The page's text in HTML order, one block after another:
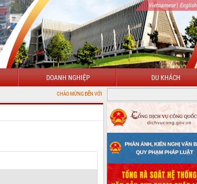
Vietnamese| English
DOANH NGHIỆP DU KHÁCH
CHÀO MỪNG ĐẾN VỚI CỔNG THÔNG TIN ĐIỆN TỬ TỈNH ĐẮK LẮK